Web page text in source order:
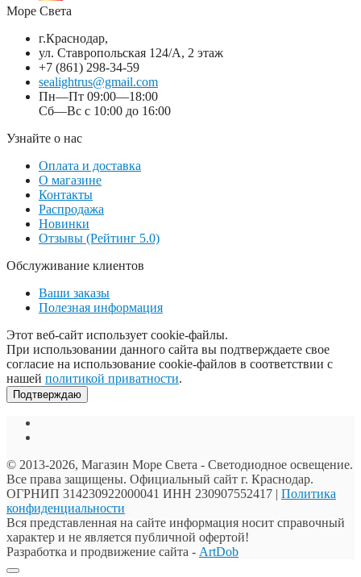
Море Света
г.Краснодар,
ул. Ставропольская 124/А, 2 этаж
+7 (861) 298-34-59
sealightrus@gmail.com
Пн—Пт 09:00—18:00
Сб—Вс с 10:00 до 16:00
Узнайте о нас
Оплата и доставка
О магазине
Контакты
Распродажа
Новинки
Отзывы (Рейтинг 5.0)
Обслуживание клиентов
Ваши заказы
Полезная информация
Этот веб-сайт использует cookie-файлы.
При использовании данного сайта вы подтверждаете свое
согласие на использование cookie-файлов в соответствии с
нашей политикой приватности.
Подтверждаю
© 2013-2026, Магазин Море Света - Cветодиодное освещение.
Все права защищены. Официальный сайт г. Краснодар.
ОГРНИП 314230922000041 ИНН 230907552417 | Политика
конфиденциальности
Вся представленная на сайте информация носит справочный
характер и не является публичной офертой!
Разработка и продвижение сайта - ArtDob